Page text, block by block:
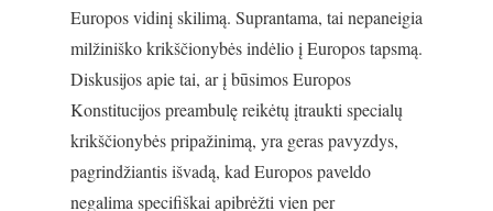
Europos vidinį skilimą. Suprantama, tai nepaneigia
milžiniško krikščionybės indėlio į Europos tapsmą.
Diskusijos apie tai, ar į būsimos Europos
Konstitucijos preambulę reikėtų įtraukti specialų
krikščionybės pripažinimą, yra geras pavyzdys,
pagrindžiantis išvadą, kad Europos paveldo
negalima specifiškai apibrėžti vien per